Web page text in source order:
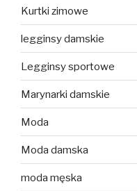
Kurtki zimowe
legginsy damskie
Legginsy sportowe
Marynarki damskie
Moda
Moda damska
moda męska